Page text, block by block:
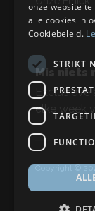
Mis niets
Exclusieve
elke week
Copyright ©
onze website
alle cookies in
Cookiebeleid.
STRIKT